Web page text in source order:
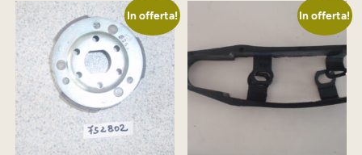
In offerta! In offerta!